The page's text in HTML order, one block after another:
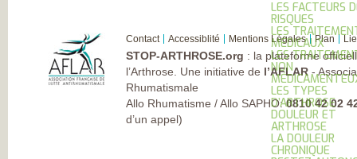
LES FACTEURS
RISQUES
LES
MÉDICAUX
LES
NON
LES TYPES
D’ARTHROSE
DOULEUR ET
ARTHROSE
LA DOULEUR
CHRONIQUE
Contact Accessiblité Mentions Légales Plan
STOP-ARTHROSE.org : la plateforme
l’Arthrose. Une initiative de l’AFLAR -
Rhumatismale
Allo Rhumatisme / Allo SAPHO:0810 42 02
d’un appel)